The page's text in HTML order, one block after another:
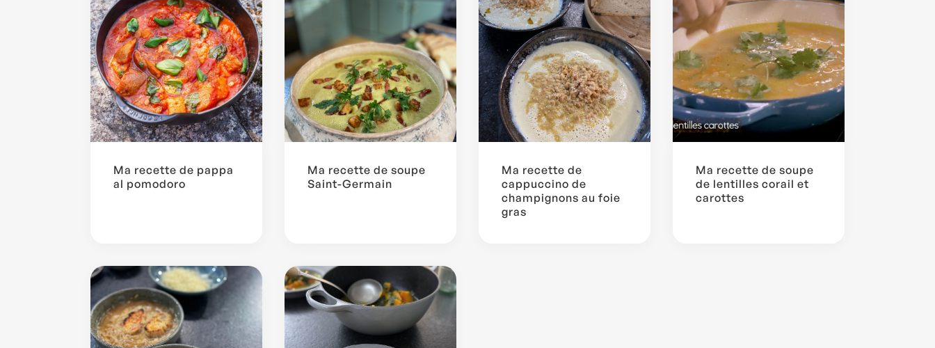
Ma recette de pappa
al pomodoro
Ma recette de soupe
Saint-Germain
Ma recette de
cappuccino de
champignons au foie
gras
Ma recette de soupe
de lentilles corail et
carottes